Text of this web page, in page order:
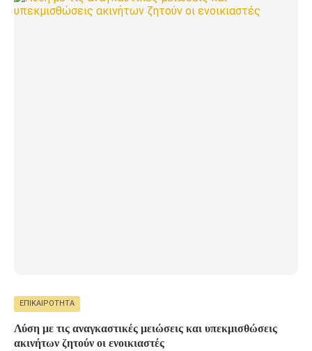
ΕΠΙΚΑΙΡΌΤΗΤΑ
Λύση με τις αναγκαστικές μειώσεις και υπεκμισθώσεις
ακινήτων ζητούν οι ενοικιαστές